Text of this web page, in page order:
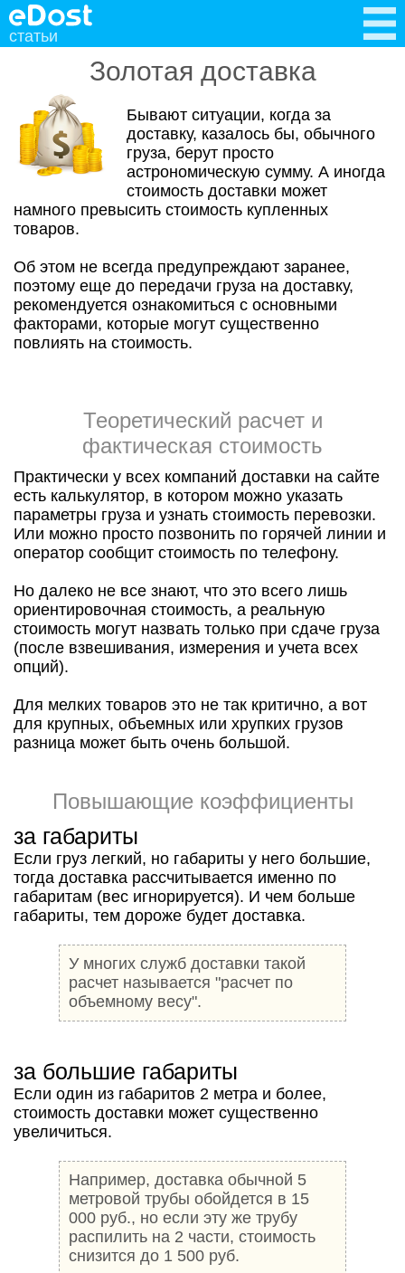
статьи
Золотая доставка
Бывают ситуации, когда за
доставку, казалось бы, обычного
груза, берут просто
астрономическую сумму. А иногда
стоимость доставки может
намного превысить стоимость купленных
товаров.
Об этом не всегда предупреждают заранее,
поэтому еще до передачи груза на доставку,
рекомендуется ознакомиться с основными
факторами, которые могут существенно
повлиять на стоимость.
Теоретический расчет и
фактическая стоимость
Практически у всех компаний доставки на сайте
есть калькулятор, в котором можно указать
параметры груза и узнать стоимость перевозки.
Или можно просто позвонить по горячей линии и
оператор сообщит стоимость по телефону.
Но далеко не все знают, что это всего лишь
ориентировочная стоимость, а реальную
стоимость могут назвать только при сдаче груза
(после взвешивания, измерения и учета всех
опций).
Для мелких товаров это не так критично, а вот
для крупных, объемных или хрупких грузов
разница может быть очень большой.
Повышающие коэффициенты
за габариты
Если груз легкий, но габариты у него большие,
тогда доставка рассчитывается именно по
габаритам (вес игнорируется). И чем больше
габариты, тем дороже будет доставка.
У многих служб доставки такой
расчет называется "расчет по
объемному весу".
за большие габариты
Если один из габаритов 2 метра и более,
стоимость доставки может существенно
увеличиться.
Например, доставка обычной 5
метровой трубы обойдется в 15
000 руб., но если эту же трубу
распилить на 2 части, стоимость
снизится до 1 500 руб.